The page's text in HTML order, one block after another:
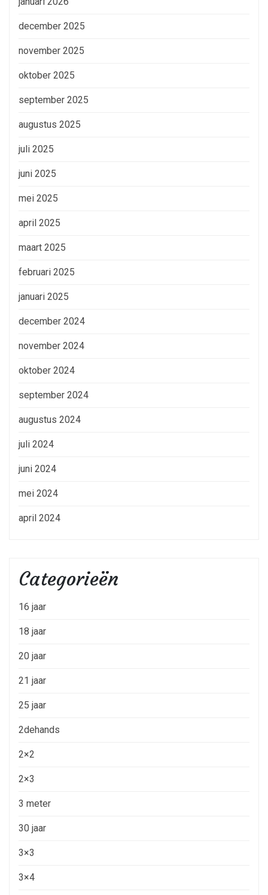
december 2025
november 2025
oktober 2025
september 2025
augustus 2025
juli 2025
juni 2025
mei 2025
april 2025
maart 2025
februari 2025
januari 2025
december 2024
november 2024
oktober 2024
september 2024
augustus 2024
juli 2024
juni 2024
mei 2024
april 2024
Categorieën
16 jaar
18 jaar
20 jaar
21 jaar
25 jaar
2dehands
2×2
2×3
3 meter
30 jaar
3×3
3×4